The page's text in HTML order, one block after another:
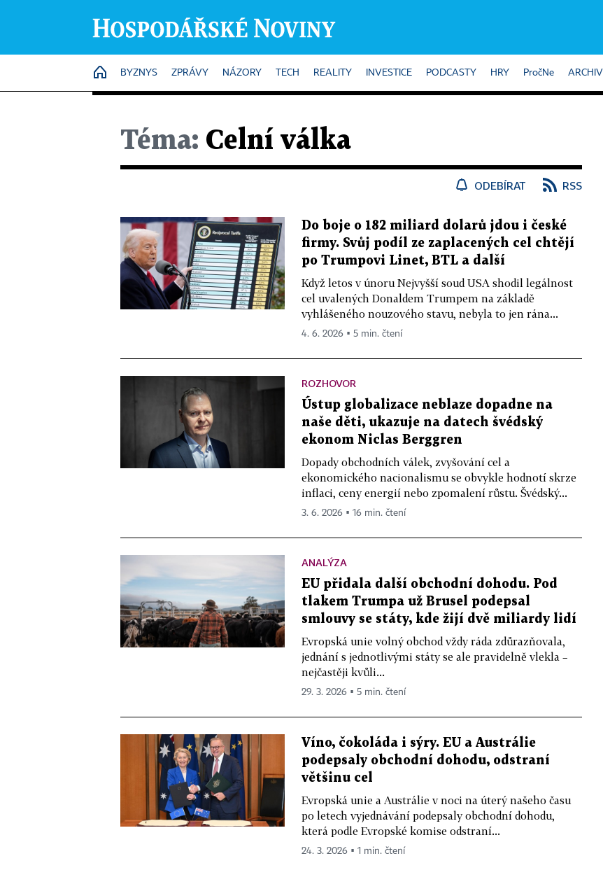
HOME
BYZNYS ZPRÁVY NÁZORY TECH REALITY INVESTICE PODCASTY HRY PročNe ARCHIV
Téma: Celní válka
ODEBÍRAT RSS
Do boje o 182 miliard dolarů jdou i české
firmy. Svůj podíl ze zaplacených cel chtějí
po Trumpovi Linet, BTL a další
Když letos v únoru Nejvyšší soud USA shodil legálnost
cel uvalených Donaldem Trumpem na základě
vyhlášeného nouzového stavu, nebyla to jen rána...
4. 6. 2026 ▪ 5 min. čtení
ROZHOVOR
Ústup globalizace neblaze dopadne na
naše děti, ukazuje na datech švédský
ekonom Niclas Berggren
Dopady obchodních válek, zvyšování cel a
ekonomického nacionalismu se obvykle hodnotí skrze
inflaci, ceny energií nebo zpomalení růstu. Švédský...
3. 6. 2026 ▪ 16 min. čtení
ANALÝZA
EU přidala další obchodní dohodu. Pod
tlakem Trumpa už Brusel podepsal
smlouvy se státy, kde žijí dvě miliardy lidí
Evropská unie volný obchod vždy ráda zdůrazňovala,
jednání s jednotlivými státy se ale pravidelně vlekla –
nejčastěji kvůli...
29. 3. 2026 ▪ 5 min. čtení
Víno, čokoláda i sýry. EU a Austrálie
podepsaly obchodní dohodu, odstraní
většinu cel
Evropská unie a Austrálie v noci na úterý našeho času
po letech vyjednávání podepsaly obchodní dohodu,
která podle Evropské komise odstraní...
24. 3. 2026 ▪ 1 min. čtení